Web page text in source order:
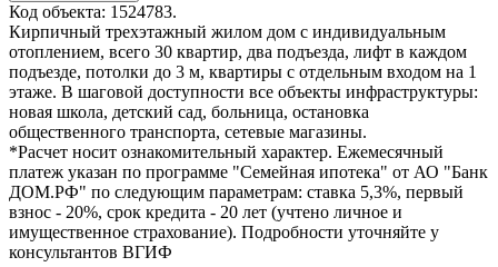
Код объекта: 1524783.
Кирпичный трехэтажный жилом дом с индивидуальным
отоплением, всего 30 квартир, два подъезда, лифт в каждом
подъезде, потолки до 3 м, квартиры с отдельным входом на 1
этаже. В шаговой доступности все объекты инфраструктуры:
новая школа, детский сад, больница, остановка
общественного транспорта, сетевые магазины.
*Расчет носит ознакомительный характер. Ежемесячный
платеж указан по программе "Семейная ипотека" от АО "Банк
ДОМ.РФ" по следующим параметрам: ставка 5,3%, первый
взнос - 20%, срок кредита - 20 лет (учтено личное и
имущественное страхование). Подробности уточняйте у
консультантов ВГИФ